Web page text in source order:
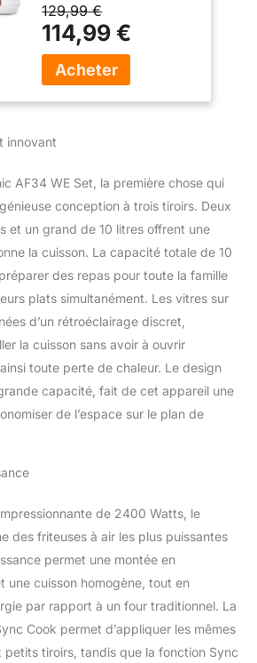
chacun ainsi que le
grand tiroir de 10 litres
AFD1. Cette friteuse à air
chaud vous permet de
poulet, des légumes, du
moins énergivore qu'un
four, cette friteuse à air
qui ne nécessite pas ou
très peu d'huile permet
également une cuisson
plus saine des aliments.
L'AF34 possède deux
compartiments de
cuisson de 5 litres
de 10 litres. Vous pouvez
donc cuire votre poulet
et vos frites en même
les lumières intégrées
surveiller la cuisson de
vos aliments sans avoir à
ouvrir les tiroirs. Cette
friteuse à air peut être
programmée pour utiliser
les 10 modes de cuisson
préréglés. Vous pouvez
129,99 €
114,99 €
innovant
AF34 WE Set, la première chose qui
conception à trois tiroirs. Deux
et un grand de 10 litres offrent une
la cuisson. La capacité totale de 10
des repas pour toute la famille
plats simultanément. Les vitres sur
d’un rétroéclairage discret,
la cuisson sans avoir à ouvrir
toute perte de chaleur. Le design
capacité, fait de cet appareil une
de l’espace sur le plan de
de 2400 Watts, le
des friteuses à air les plus puissantes
permet une montée en
une cuisson homogène, tout en
par rapport à un four traditionnel. La
Cook permet d’appliquer les mêmes
petits tiroirs, tandis que la fonction Sync